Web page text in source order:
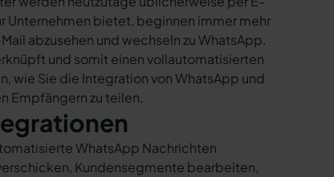
Unternehmen bietet, beginnen immer mehr
abzusehen und wechseln zu WhatsApp.
und somit einen vollautomatisierten
wie Sie die Integration von WhatsApp und
Empfängern zu teilen.
WhatsApp Nachrichten
Kundensegmente bearbeiten,